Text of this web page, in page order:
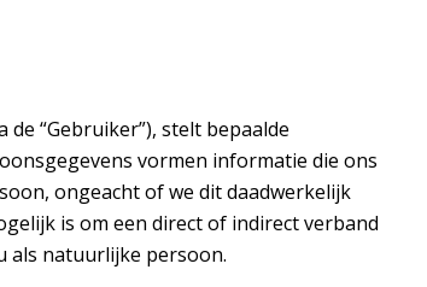
“Gebruiker”), stelt bepaalde
vormen informatie die ons
ongeacht of we dit daadwerkelijk
is om een direct of indirect verband
als natuurlijke persoon.